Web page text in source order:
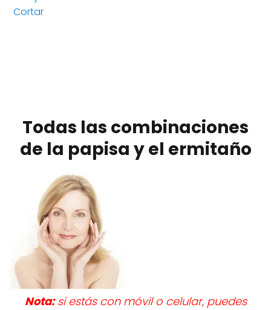
Cortar
Todas las combinaciones
de la papisa y el ermitaño
Nota:si estás con móvil o celular, puedes